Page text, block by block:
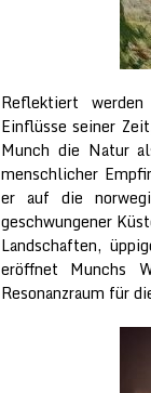
Reflektiert
Einflüsse seiner
Munch die Natur
menschlicher
er auf die
geschwungener
Landschaften,
eröffnet Munchs
Resonanzraum für